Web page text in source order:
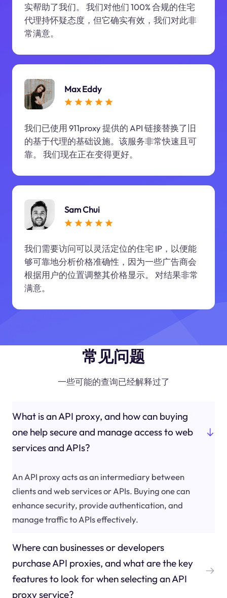
实帮助了我们。 我们对他们 100% 合规的住宅
代理持怀疑态度，但它确实有效，我们对此非
常满意。
Max Eddy
我们已使用 911proxy 提供的 API 链接替换了旧
的基于代理的基础设施。该服务非常快速且可
靠。 我们现在正在变得更好。
Sam Chui
我们需要访问可以灵活定位的住宅 IP，以便能
够可靠地分析价格准确性，因为一些广告商会
根据用户的位置调整其价格显示。 对结果非常
满意。
常见问题
一些可能的查询已经解释过了
What is an API proxy, and how can buying
one help secure and manage access to web
services and APIs?
An API proxy acts as an intermediary between
clients and web services or APIs. Buying one can
enhance security, provide authentication, and
manage traffic to APIs effectively.
Where can businesses or developers
purchase API proxies, and what are the key
features to look for when selecting an API
proxy service?